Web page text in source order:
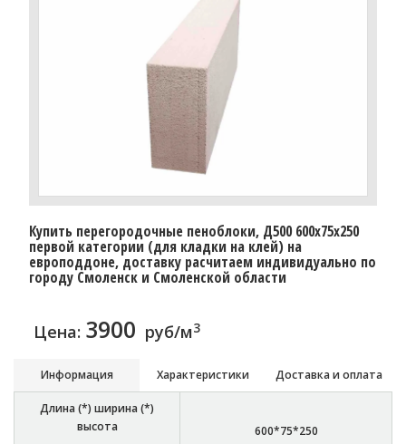
Купить перегородочные пеноблоки, Д500 600x75x250
первой категории (для кладки на клей) на
европоддоне, доставку расчитаем индивидуально по
городу Смоленск и Смоленской области
Цена: 3900 руб/м3
Информация Характеристики Доставка и оплата
Длина (*) ширина (*)
высота
600*75*250